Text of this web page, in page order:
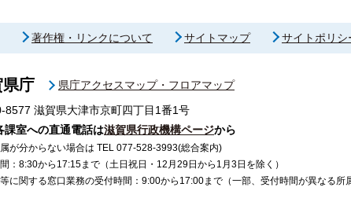
著作権・リンクについて サイトマップ サイトポリシ
庁
県庁アクセスマップ・フロアマップ
8577 滋賀県大津市京町四丁目1番1号
課室への直通電話は滋賀県行政機構ページから
が分からない場合は TEL 077-528-3993(総合案内)
：8:30から17:15まで（土日祝日・12月29日から1月3日を除く）
に関する窓口業務の受付時間：9:00から17:00まで（一部、受付時間が異なる所